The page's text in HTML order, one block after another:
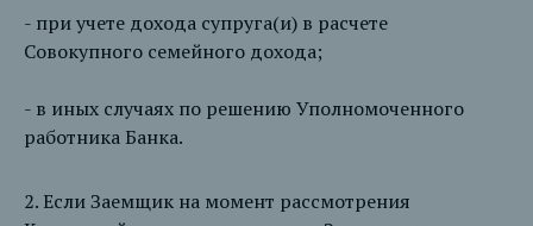
- при учете дохода супруга(и) в расчете
Совокупного семейного дохода;
- в иных случаях по решению Уполномоченного
работника Банка.
2. Если Заемщик на момент рассмотрения